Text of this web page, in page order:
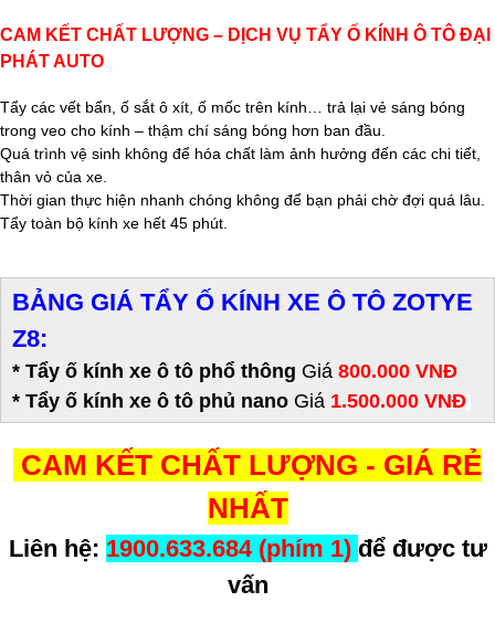
CAM KẾT CHẤT LƯỢNG – DỊCH VỤ TẨY Ố KÍNH Ô TÔ ĐẠI
PHÁT AUTO
Tẩy các vết bẩn, ố sắt ô xít, ố mốc trên kính… trả lại vẻ sáng bóng
trong veo cho kính – thậm chí sáng bóng hơn ban đầu.
Quá trình vệ sinh không để hóa chất làm ảnh hưởng đến các chi tiết,
thân vỏ của xe.
Thời gian thực hiện nhanh chóng không để bạn phải chờ đợi quá lâu.
Tẩy toàn bộ kính xe hết 45 phút.
BẢNG GIÁ TẨY Ố KÍNH XE Ô TÔ ZOTYE
Z8:
* Tẩy ố kính xe ô tô phổ thông Giá 800.000 VNĐ
* Tẩy ố kính xe ô tô phủ nano Giá 1.500.000 VNĐ
CAM KẾT CHẤT LƯỢNG - GIÁ RẺ
NHẤT
Liên hệ: 1900.633.684 (phím 1) để được tư
vấn